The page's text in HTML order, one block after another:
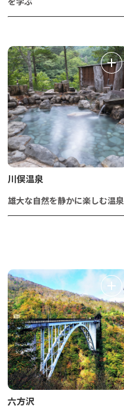
川俣温泉
雄大な自然を静かに楽しむ温泉
六方沢